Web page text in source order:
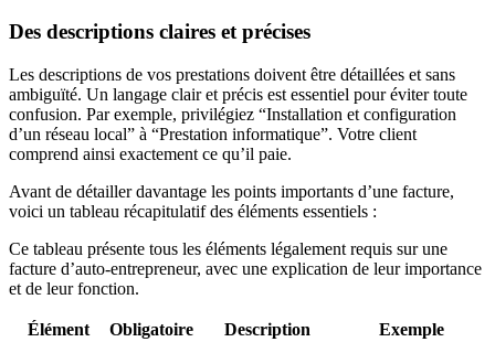
Des descriptions claires et précises
Les descriptions de vos prestations doivent être détaillées et sans
ambiguïté. Un langage clair et précis est essentiel pour éviter toute
confusion. Par exemple, privilégiez “Installation et configuration
d’un réseau local” à “Prestation informatique”. Votre client
comprend ainsi exactement ce qu’il paie.
Avant de détailler davantage les points importants d’une facture,
voici un tableau récapitulatif des éléments essentiels :
Ce tableau présente tous les éléments légalement requis sur une
facture d’auto-entrepreneur, avec une explication de leur importance
et de leur fonction.
Élément Obligatoire Description
Exemple